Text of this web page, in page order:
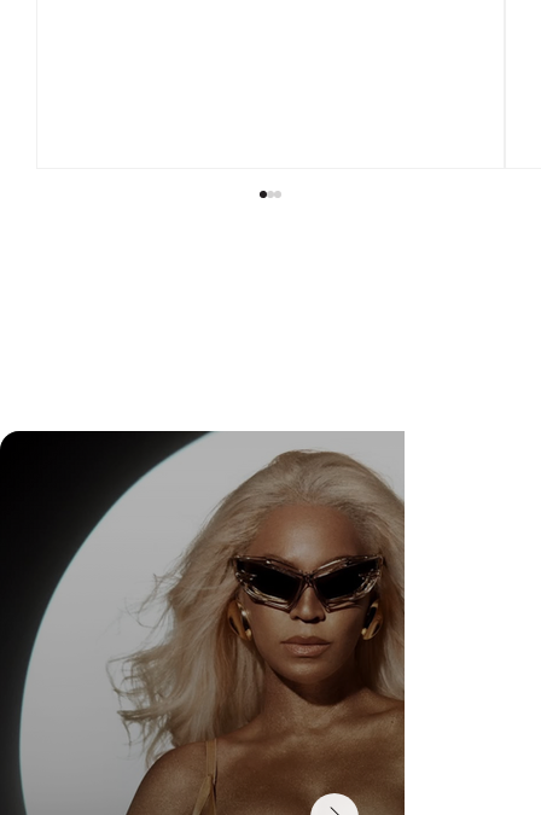
DR. FELIPE GASPARINI: A CIÊNCIA DE
SABER QUANDO TRANSFORMAR